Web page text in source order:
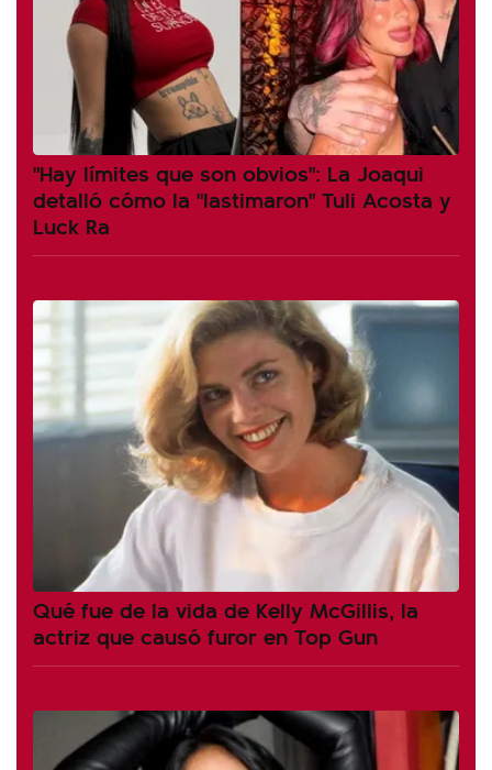
"Hay límites que son obvios": La Joaqui
detalló cómo la "lastimaron" Tuli Acosta y
Luck Ra
Qué fue de la vida de Kelly McGillis, la
actriz que causó furor en Top Gun